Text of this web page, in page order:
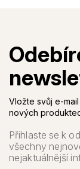
Vložte svůj e-
nových